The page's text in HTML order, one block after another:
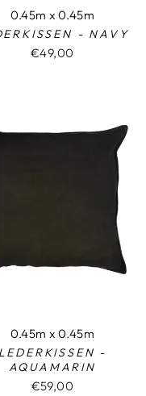
0.45m x 0.45m
- NAVY
€49,00
0.45m x 0.45m
LEDERKISSEN -
AQUAMARIN
€59,00